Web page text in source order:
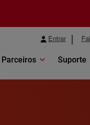
Entrar
Parceiros Suporte